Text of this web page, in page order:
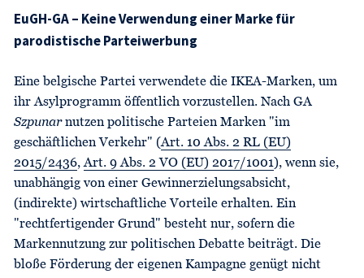
EuGH-GA – Keine Verwendung einer Marke für
parodistische Parteiwerbung
Eine belgische Partei verwendete die IKEA-Marken, um
ihr Asylprogramm öffentlich vorzustellen. Nach GA
Szpunarnutzen politische Parteien Marken "im
geschäftlichen Verkehr" (Art. 10 Abs. 2 RL (EU)
2015/2436,Art. 9 Abs. 2 VO (EU) 2017/1001), wenn sie,
unabhängig von einer Gewinnerzielungsabsicht,
(indirekte) wirtschaftliche Vorteile erhalten. Ein
"rechtfertigender Grund" besteht nur, sofern die
Markennutzung zur politischen Debatte beiträgt. Die
bloße Förderung der eigenen Kampagne genügt nicht